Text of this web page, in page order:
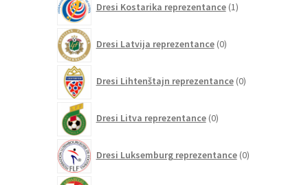
Dresi Kostarika reprezentance 1izdelek
Dresi Latvija reprezentance 0izdelkov
Dresi Lihtenštajn reprezentance 0izdelkov
Dresi Litva reprezentance 0izdelkov
Dresi Luksemburg reprezentance 0izdelkov